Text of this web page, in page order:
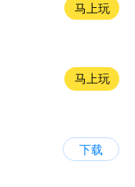
马上玩
马上玩
下载